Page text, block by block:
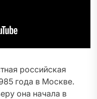
российская
года в Москве.
она начала в